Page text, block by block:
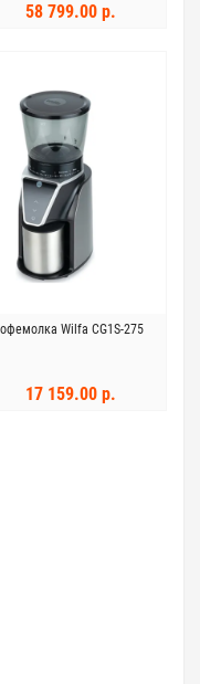
58 799.00 р.
Wilfa CG1S-275
17 159.00 р.